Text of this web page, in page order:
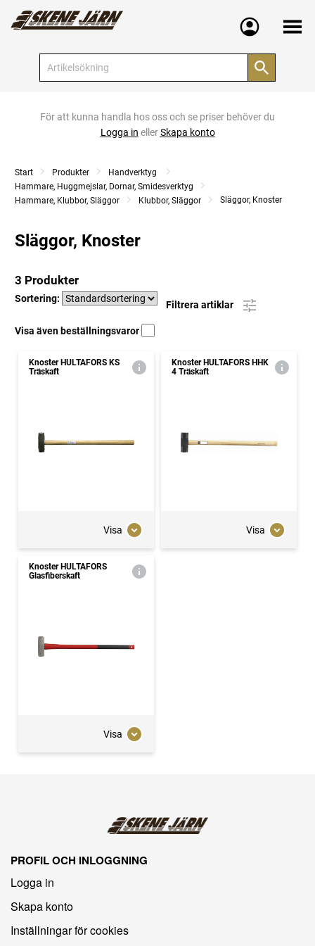
Meny
För att kunna handla hos oss och se priser behöver du
Logga in ellerSkapa konto
Start Produkter
Handverktyg
Hammare, Huggmejslar, Dornar, Smidesverktyg
Hammare, Klubbor, Släggor
Klubbor, Släggor Släggor, Knoster
Släggor, Knoster
3 Produkter
Sortering:
Filtrera artiklar
Visa även beställningsvaror
Knoster HULTAFORS KS
Träskaft
Visa
Knoster HULTAFORS HHK
4 Träskaft
Visa
Knoster HULTAFORS
Glasfiberskaft
Visa
PROFIL OCH INLOGGNING
Logga in
Skapa konto
Inställningar för cookies